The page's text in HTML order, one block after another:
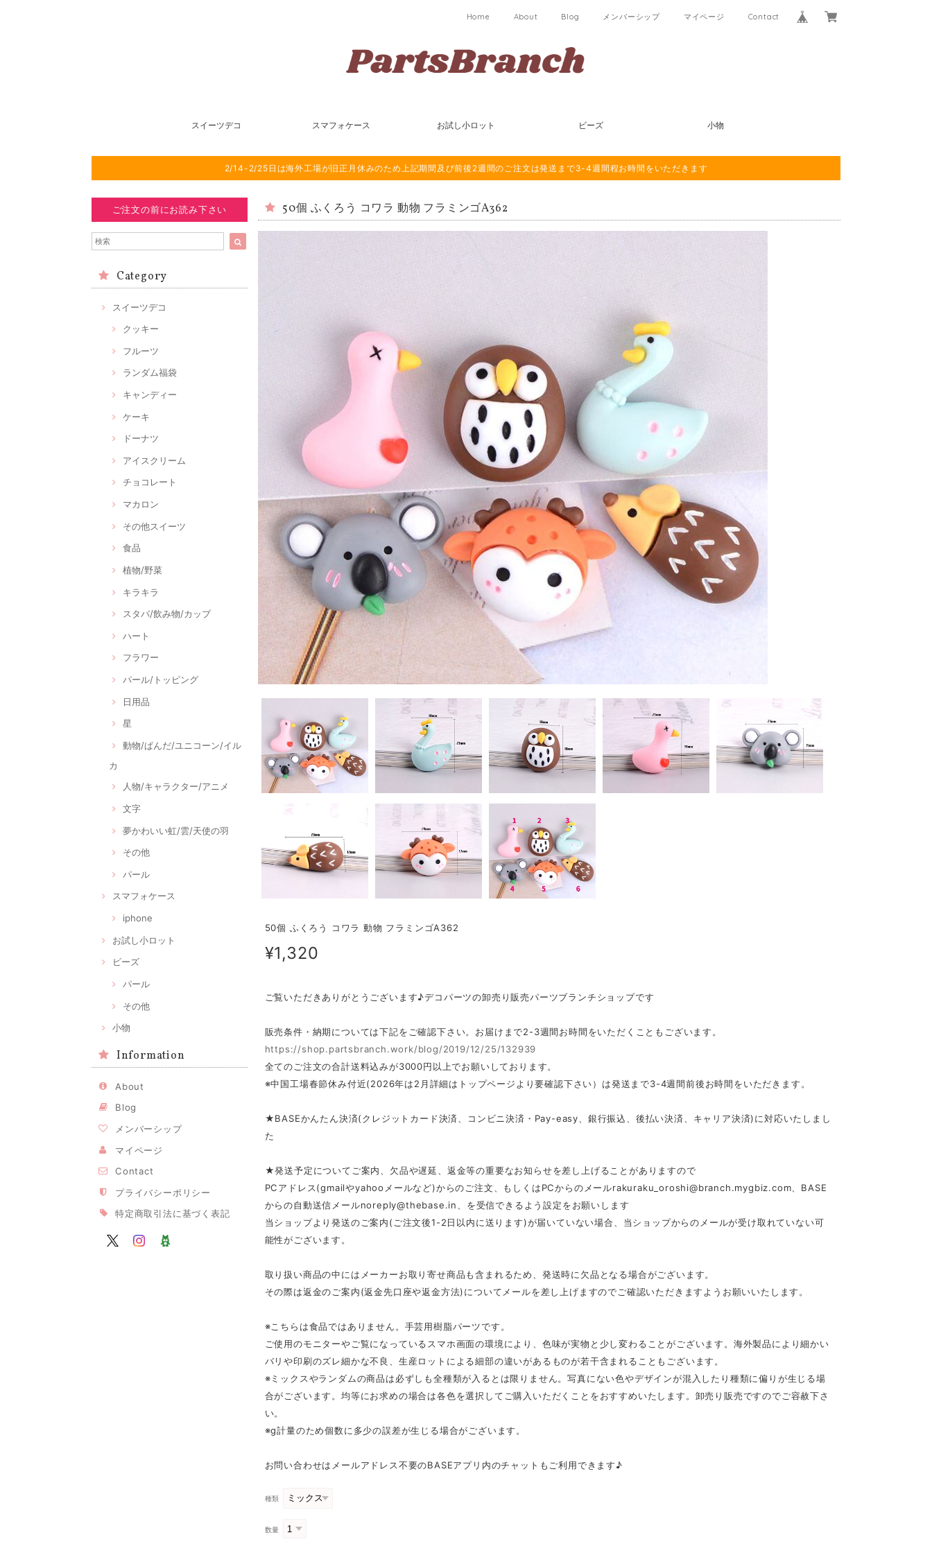
Home About Blog メンバーシップ マイページ Contact
スイーツデコ スマフォケース お試し小ロット ビーズ 小物
2/14-2/25日は海外工場が旧正月休みのため上記期間及び前後2週間のご注文は発送まで3-4週間程お時間をいただきます
ご注文の前にお読み下さい
Category
スイーツデコ
クッキー
フルーツ
ランダム福袋
キャンディー
ケーキ
ドーナツ
アイスクリーム
チョコレート
マカロン
その他スイーツ
食品
植物/野菜
キラキラ
スタバ/飲み物/カップ
ハート
フラワー
パール/トッピング
日用品
星
動物/ぱんだ/ユニコーン/イル
カ
人物/キャラクター/アニメ
文字
夢かわいい虹/雲/天使の羽
その他
パール
スマフォケース
iphone
お試し小ロット
ビーズ
パール
その他
小物
Information
About
Blog
メンバーシップ
マイページ
Contact
プライバシーポリシー
特定商取引法に基づく表記
50個 ふくろう コワラ 動物 フラミンゴA362
50個 ふくろう コワラ 動物 フラミンゴA362
¥1,320
ご覧いただきありがとうございます♪デコパーツの卸売り販売パーツブランチショップです
販売条件・納期については下記をご確認下さい。お届けまで2-3週間お時間をいただくこともございます。
https://shop.partsbranch.work/blog/2019/12/25/132939
全てのご注文の合計送料込みが3000円以上でお願いしております。
※中国工場春節休み付近(2026年は2月詳細はトップページより要確認下さい）は発送まで3-4週間前後お時間をいただきます。
★BASEかんたん決済(クレジットカード決済、コンビニ決済・Pay-easy、銀行振込、後払い決済、キャリア決済)に対応いたしまし
た
★発送予定についてご案内、欠品や遅延、返金等の重要なお知らせを差し上げることがありますので
PCアドレス(gmailやyahooメールなど)からのご注文、もしくはPCからのメールrakuraku_oroshi@branch.mygbiz.com 、BASE
からの自動送信メールnoreply@thebase.in
、を受信できるよう設定をお願いします
当ショップより発送のご案内(ご注文後1-2日以内に送ります)が届いていない場合、当ショップからのメールが受け取れていない可
能性がございます。
取り扱い商品の中にはメーカーお取り寄せ商品も含まれるため、発送時に欠品となる場合がございます。
その際は返金のご案内(返金先口座や返金方法)についてメールを差し上げますのでご確認いただきますようお願いいたします。
※こちらは食品ではありません。手芸用樹脂パーツです。
ご使用のモニターやご覧になっているスマホ画面の環境により、色味が実物と少し変わることがございます。海外製品により細かい
バリや印刷のズレ細かな不良、生産ロットによる細部の違いがあるものが若干含まれることもございます。
※ミックスやランダムの商品は必ずしも全種類が入るとは限りません。写真にない色やデザインが混入したり種類に偏りが生じる場
合がございます。均等にお求めの場合は各色を選択してご購入いただくことをおすすめいたします。卸売り販売ですのでご容赦下さ
い。
※g計量のため個数に多少の誤差が生じる場合がございます。
お問い合わせはメールアドレス不要のBASEアプリ内のチャットもご利用できます♪
種類
数量